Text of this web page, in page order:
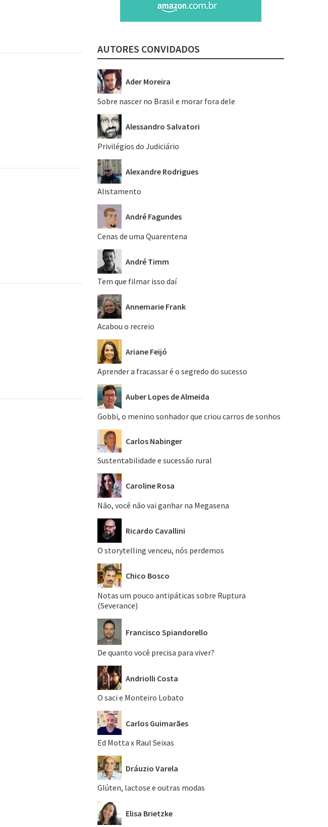
AUTORES CONVIDADOS
Ader Moreira
Sobre nascer no Brasil e morar fora dele
Alessandro Salvatori
Privilégios do Judiciário
Alexandre Rodrigues
Alistamento
André Fagundes
Cenas de uma Quarentena
André Timm
Tem que filmar isso daí
Annemarie Frank
Acabou o recreio
Ariane Feijó
Aprender a fracassar é o segredo do sucesso
Auber Lopes de Almeida
Gobbi, o menino sonhador que criou carros de sonhos
Carlos Nabinger
Sustentabilidade e sucessão rural
Caroline Rosa
Não, você não vai ganhar na Megasena
Ricardo Cavallini
O storytelling venceu, nós perdemos
Chico Bosco
Notas um pouco antipáticas sobre Ruptura
(Severance)
Francisco Spiandorello
De quanto você precisa para viver?
Andriolli Costa
O saci e Monteiro Lobato
Carlos Guimarães
Ed Motta x Raul Seixas
Dráuzio Varela
Glúten, lactose e outras modas
Elisa Brietzke